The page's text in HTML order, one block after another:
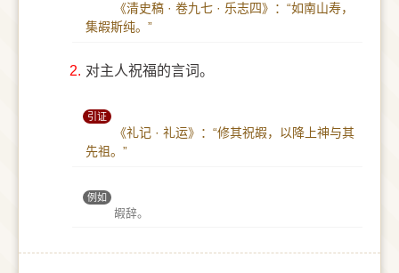
《清史稿 · 卷九七 · 乐志四》：“如南山寿，
集嘏斯纯。”
2. 对主人祝福的言词。
引证
《礼记 · 礼运》：“修其祝嘏，以降上神与其
先祖。”
例如
嘏辞。